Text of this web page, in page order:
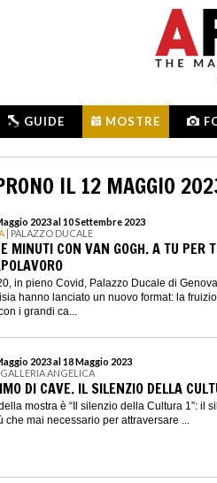
GUIDE MOSTRE
IL 12 MAGGIO
2023 al 10 Settembre 2023
| PALAZZO DUCALE
MINUTI CON VAN GOGH. A TU PER
in pieno Covid, Palazzo Ducale di
hanno lanciato un nuovo format: la
i grandi ca...
2023 al 18 Maggio 2023
| GALLERIA ANGELICA
DI CAVE. IL SILENZIO DELLA
mostra è “Il silenzio della Cultura 1”: il
che mai necessario per attraversare ...